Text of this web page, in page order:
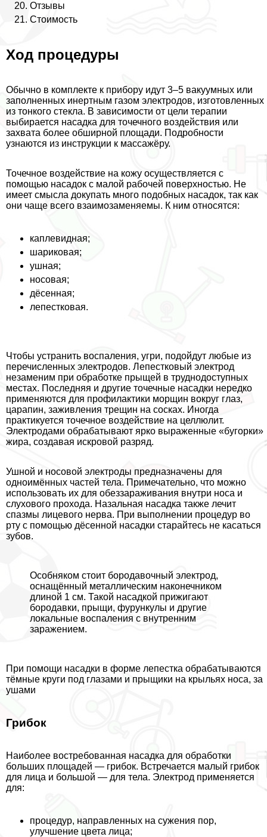
Отзывы
Стоимость
Ход процедуры
Обычно в комплекте к прибору идут 3–5 вакуумных или
заполненных инертным газом электродов, изготовленных
из тонкого стекла. В зависимости от цели терапии
выбирается насадка для точечного воздействия или
захвата более обширной площади. Подробности
узнаются из инструкции к массажёру.
Точечное воздействие на кожу осуществляется с
помощью насадок с малой рабочей поверхностью. Не
имеет смысла докупать много подобных насадок, так как
они чаще всего взаимозаменяемы. К ним относятся:
каплевидная;
шариковая;
ушная;
носовая;
дёсенная;
лепестковая.
Чтобы устранить воспаления, угри, подойдут любые из
перечисленных электродов. Лепестковый электрод
незаменим при обработке прыщей в труднодоступных
местах. Последняя и другие точечные насадки нередко
применяются для профилактики морщин вокруг глаз,
царапин, заживления трещин на сосках. Иногда
пpaктикуется точечное воздействие на целлюлит.
Электродами обpaбатывают ярко выраженные «бугорки»
жира, создавая искровой разряд.
Ушной и носовой электроды предназначены для
одноимённых частей тела. Примечательно, что можно
использовать их для обеззараживания внутри носа и
слухового прохода. Назальная насадка также лечит
спазмы лицевого нерва. При выполнении процедур во
рту с помощью дёсенной насадки старайтесь не касаться
зубов.
Особняком стоит бородавочный электрод,
оснащённый металлическим наконечником
длиной 1 см. Такой насадкой прижигают
бородавки, прыщи, фурункулы и другие
локальные воспаления с внутренним
заражением.
При помощи насадки в форме лепестка обpaбатываются
тёмные круги под глазами и прыщики на крыльях носа, за
ушами
Грибок
Наиболее востребованная насадка для обработки
больших площадей — грибок. Встречается малый грибок
для лица и большой — для тела. Электрод применяется
для:
процедур, направленных на сужения пор,
улучшение цвета лица;